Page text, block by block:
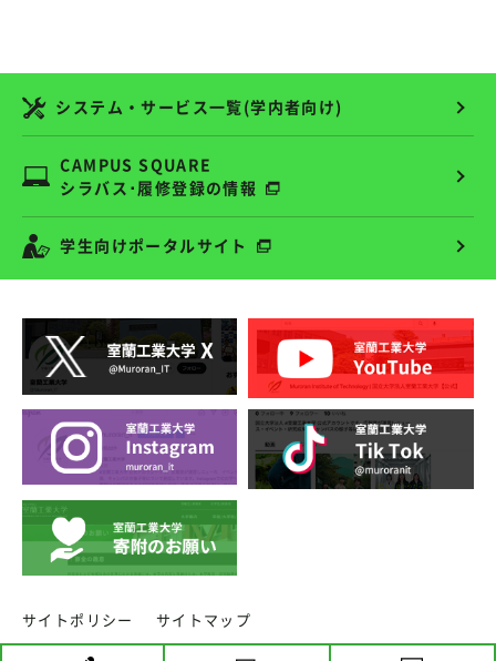
システム・サービス一覧(学内者向け)
CAMPUS SQUARE
シラバス･履修登録の情報
学生向けポータルサイト
サイトポリシー サイトマップ